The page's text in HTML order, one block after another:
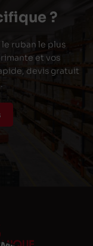
?
ruban le plus
et vos
devis gratuit